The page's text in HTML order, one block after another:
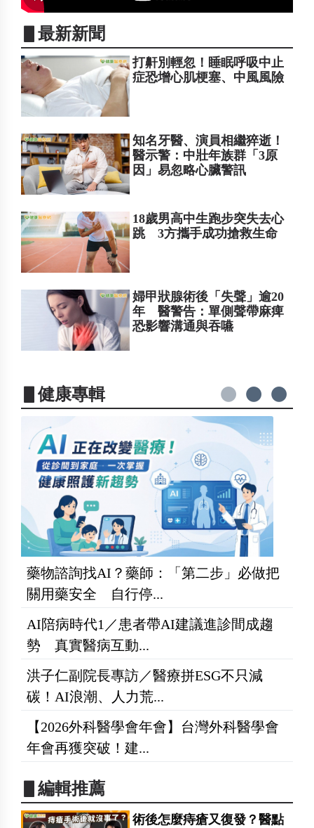
▋最新新聞
打鼾別輕忽！睡眠呼吸中止
症恐增心肌梗塞、中風風險
知名牙醫、演員相繼猝逝！
醫示警：中壯年族群「3原
因」易忽略心臟警訊
18歲男高中生跑步突失去心
跳 3方攜手成功搶救生命
婦甲狀腺術後「失聲」逾20
年 醫警告：單側聲帶麻痺
恐影響溝通與吞嚥
▋健康專輯
藥物諮詢找AI？藥師：「第二步」必做把
關用藥安全 自行停...
AI陪病時代1／患者帶AI建議進診間成趨
勢 真實醫病互動...
洪子仁副院長專訪／醫療拼ESG不只減
碳！AI浪潮、人力荒...
【2026外科醫學會年會】台灣外科醫學會
年會再獲突破！建...
▋編輯推薦
術後怎麼痔瘡又復發？醫點